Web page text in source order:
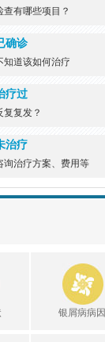
查有哪些项目？
确诊
知道该如何治疗
疗过
复复发？
治疗
询治疗方案、费用等
银屑病病因